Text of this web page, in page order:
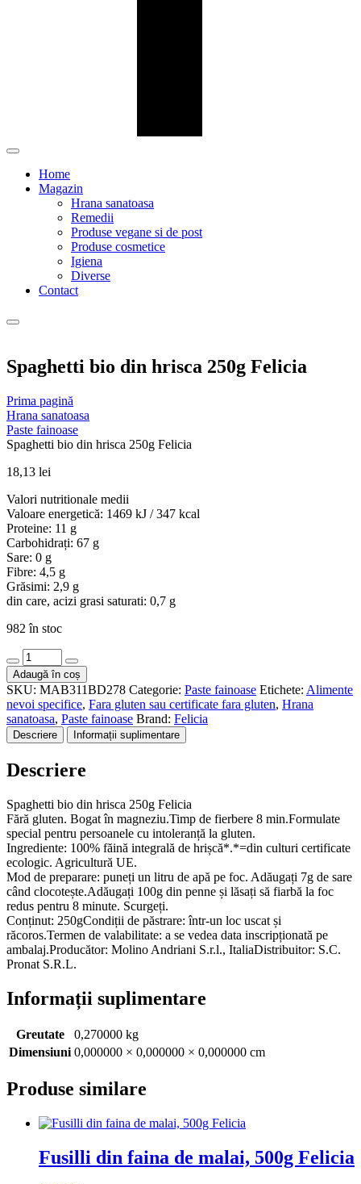
Home
Magazin
Hrana sanatoasa
Remedii
Produse vegane si de post
Produse cosmetice
Igiena
Diverse
Contact
Spaghetti bio din hrisca 250g Felicia
Prima pagină
Hrana sanatoasa
Paste fainoase
Spaghetti bio din hrisca 250g Felicia
18,13 lei
Valori nutritionale medii
Valoare energetică: 1469 kJ / 347 kcal
Proteine: 11 g
Carbohidrați: 67 g
Sare: 0 g
Fibre: 4,5 g
Grăsimi: 2,9 g
din care, acizi grasi saturati: 0,7 g
982 în stoc
Cantitate
Spaghetti
bio
din
hrisca
250g
Felicia
Adaugă în coș
SKU: MAB311BD278 Categorie: Paste fainoase Etichete: Alimente
nevoi specifice, Fara gluten sau certificate fara gluten, Hrana
sanatoasa, Paste fainoase Brand: Felicia
Descriere Informații suplimentare
Descriere
Spaghetti bio din hrisca 250g Felicia
Fără gluten. Bogat în magneziu.Timp de fierbere 8 min.Formulate
special pentru persoanele cu intoleranță la gluten.
Ingrediente: 100% făină integrală de hrișcă*.*=din culturi certificate
ecologic. Agricultură UE.
Mod de preparare: puneți un litru de apă pe foc. Adăugați 7g de sare
când clocotește.Adăugați 100g din penne și lăsați să fiarbă la foc
redus pentru 8 minute. Scurgeți.
Conținut: 250gCondiții de păstrare: într-un loc uscat și
răcoros.Termen de valabilitate: a se vedea data inscripționată pe
ambalaj.Producător: Molino Andriani S.r.l., ItaliaDistribuitor: S.C.
Pronat S.R.L.
Informații suplimentare
Greutate
0,270000 kg
Dimensiuni 0,000000 × 0,000000 × 0,000000 cm
Produse similare
Fusilli din faina de malai, 500g Felicia